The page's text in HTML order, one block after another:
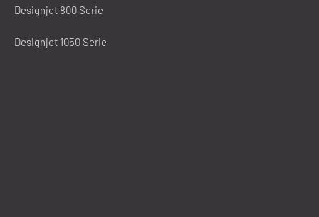
Designjet 800 Serie
Designjet 1050 Serie